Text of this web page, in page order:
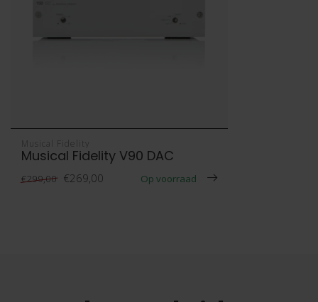
Musical Fidelity
Musical Fidelity V90 DAC
€299,00 €269,00 Op voorraad